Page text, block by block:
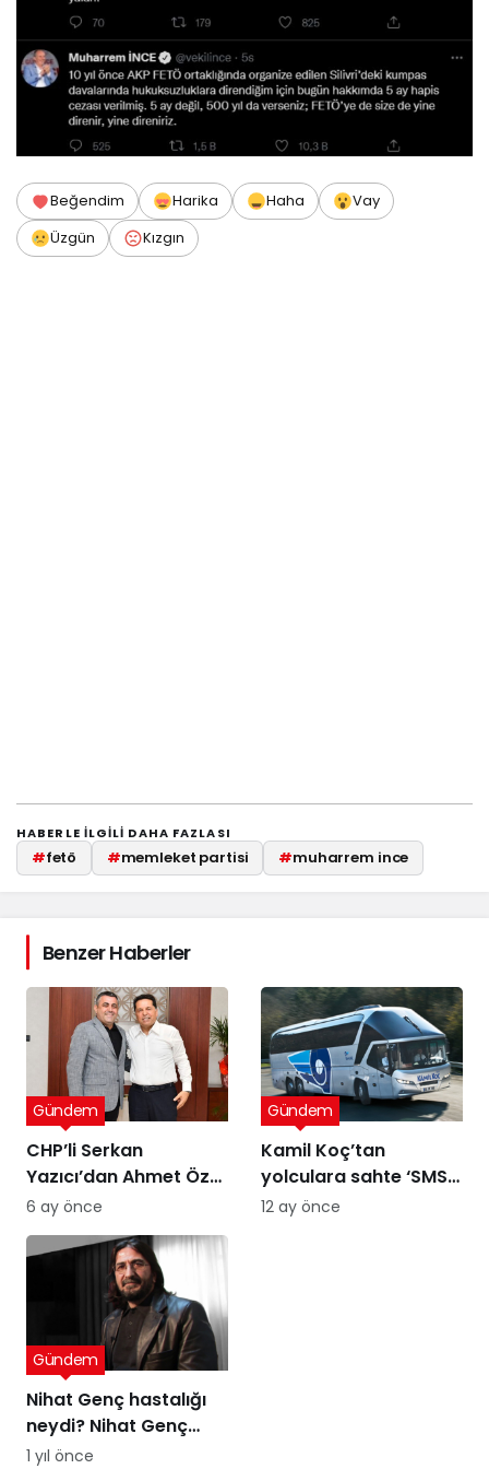
Beğendim Harika Haha
Vay
Üzgün
Kızgın
HABERLE ILGILI DAHA FAZLASI
#fetö #memleket partisi #muharrem ince
Benzer Haberler
CHP’li Serkan
Yazıcı’dan Ahmet Özer
kararına tepki: Bu bir
yargı değil, sandığı
tanımayan düzenin
Gündem
6 ay önce
Kamil Koç’tan
yolculara sahte ‘SMS’
uyarısı
Gündem
12 ay önce
Nihat Genç hastalığı
neydi? Nihat Genç
cenaze töreni ne
Gündem
1 yıl önce